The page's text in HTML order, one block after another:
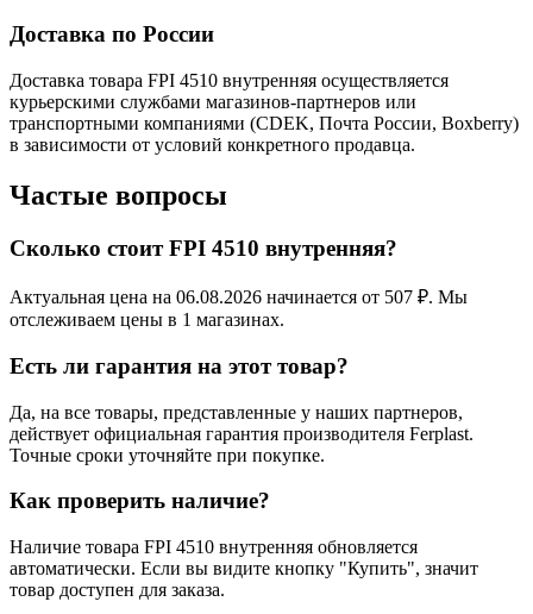
Доставка по России
Доставка товара FPI 4510 внутренняя осуществляется
курьерскими службами магазинов-партнеров или
транспортными компаниями (CDEK, Почта России, Boxberry)
в зависимости от условий конкретного продавца.
Частые вопросы
Сколько стоит FPI 4510 внутренняя?
Актуальная цена на 06.08.2026 начинается от 507 ₽. Мы
отслеживаем цены в 1 магазинах.
Есть ли гарантия на этот товар?
Да, на все товары, представленные у наших партнеров,
действует официальная гарантия производителя Ferplast.
Точные сроки уточняйте при покупке.
Как проверить наличие?
Наличие товара FPI 4510 внутренняя обновляется
автоматически. Если вы видите кнопку "Купить", значит
товар доступен для заказа.